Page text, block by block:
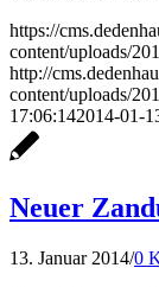
https://
content/uploads/
http://
content/uploads/
17:06:142014-01-
Neuer
13. Januar 2014/0